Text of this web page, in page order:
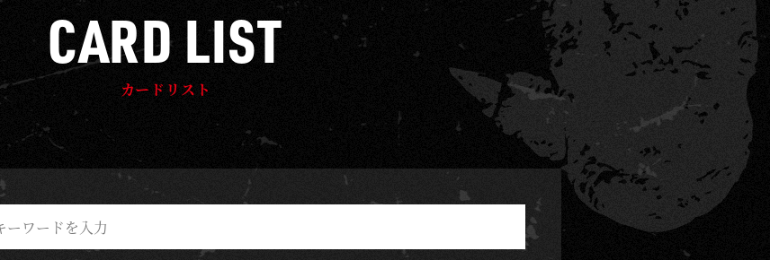
e
h
CARD LIST
カードリスト